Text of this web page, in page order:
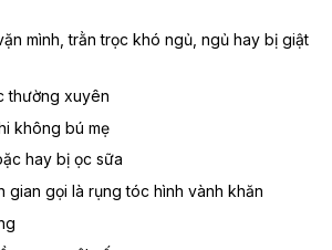
mình, trằn trọc khó ngủ, ngủ hay bị giật
thường xuyên
không bú mẹ
hay bị ọc sữa
gian gọi là rụng tóc hình vành khăn